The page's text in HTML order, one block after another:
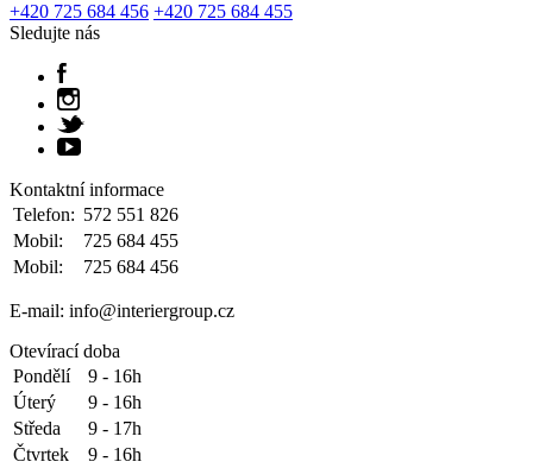
+420 725 684 456 +420 725 684 455
Sledujte nás
Kontaktní informace
Telefon: 572 551 826
Mobil:
725 684 455
Mobil:
725 684 456
E-mail: info@interiergroup.cz
Otevírací doba
Pondělí
9 - 16h
Úterý
9 - 16h
Středa
9 - 17h
Čtvrtek
9 - 16h